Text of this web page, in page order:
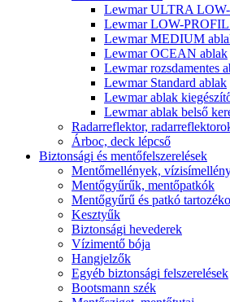
Lewmar ULTRA
Lewmar LOW-PROFIL
Lewmar MEDIUM
Lewmar OCEAN ablak
Lewmar rozsdamentes
Lewmar Standard ablak
Lewmar ablak
Lewmar ablak belső
Radarreflektor,
Árboc, deck lépcső
Biztonsági és mentőfelszerelések
Mentőmellények,
Mentőgyűrűk, mentőpatkók
Mentőgyűrű és patkó
Kesztyűk
Biztonsági hevederek
Vízimentő bója
Hangjelzők
Egyéb biztonsági felszerelések
Bootsmann szék